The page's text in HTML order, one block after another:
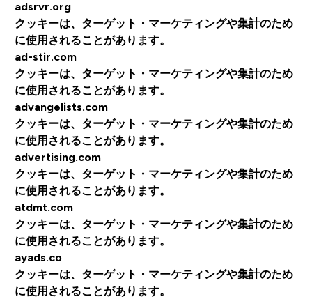
adsrvr.org
クッキーは、ターゲット・マーケティングや集計のため
に使用されることがあります。
ad-stir.com
クッキーは、ターゲット・マーケティングや集計のため
に使用されることがあります。
advangelists.com
クッキーは、ターゲット・マーケティングや集計のため
に使用されることがあります。
advertising.com
クッキーは、ターゲット・マーケティングや集計のため
に使用されることがあります。
atdmt.com
クッキーは、ターゲット・マーケティングや集計のため
に使用されることがあります。
ayads.co
クッキーは、ターゲット・マーケティングや集計のため
に使用されることがあります。